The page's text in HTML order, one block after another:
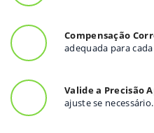
Compensação
adequada para
Valide a Precisão
ajuste se necessário.